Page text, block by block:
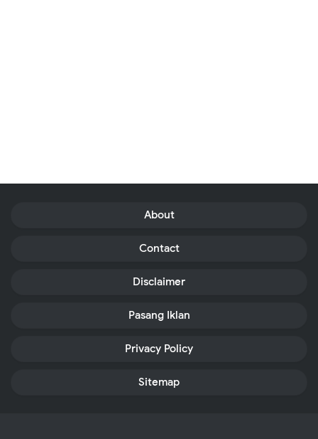
About
Contact
Disclaimer
Pasang Iklan
Privacy Policy
Sitemap